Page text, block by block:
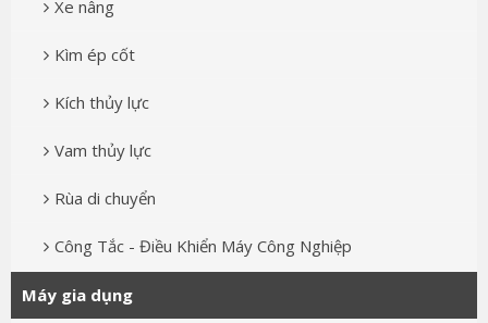
Xe nâng
Kìm ép cốt
Kích thủy lực
Vam thủy lực
Rùa di chuyển
Công Tắc - Điều Khiển Máy Công Nghiệp
Máy gia dụng